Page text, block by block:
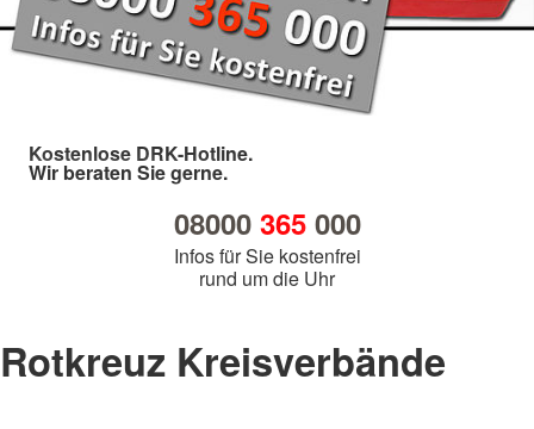
Kostenlose DRK-Hotline.
Wir beraten Sie gerne.
08000 365000
Infos für Sie kostenfrei
rund um die Uhr
Rotkreuz Kreisverbände